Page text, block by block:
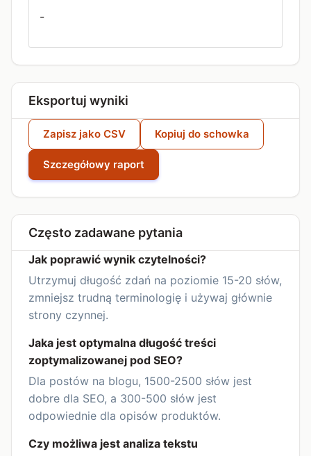
-
Eksportuj wyniki
Zapisz jako CSV Kopiuj do schowka
Szczegółowy raport
Często zadawane pytania
Jak poprawić wynik czytelności?
Utrzymuj długość zdań na poziomie 15-20 słów,
zmniejsz trudną terminologię i używaj głównie
strony czynnej.
Jaka jest optymalna długość treści
zoptymalizowanej pod SEO?
Dla postów na blogu, 1500-2500 słów jest
dobre dla SEO, a 300-500 słów jest
odpowiednie dla opisów produktów.
Czy możliwa jest analiza tekstu